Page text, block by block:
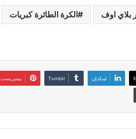
بلاي اوف الكرة الطائرة كبريات
‫X لينكدإن بينتيريست